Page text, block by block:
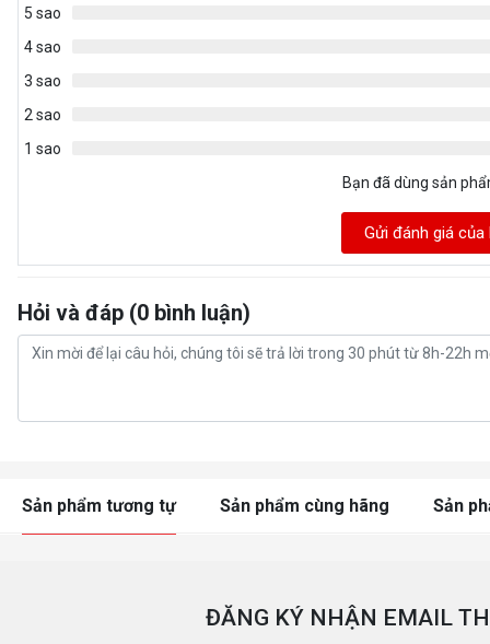
5 sao
4 sao
3 sao
2 sao
1 sao
Bạn đã dùng sản
Gửi đánh giá của
Hỏi và đáp (0 bình luận)
Sản phẩm tương tự Sản phẩm cùng hãng Sản
ĐĂNG KÝ NHẬN EMAIL